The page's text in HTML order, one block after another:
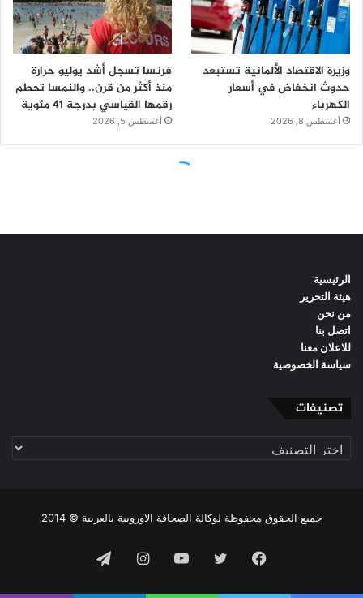
الرئيسية
هيئة التحرير
من نحن
اتصل بنا
للاعلان معنا
سياسة الخصوصية
تصنيفات
تصنيفات
جميع الحقوق محفوظة لوكالة الصحافة الاوروبية بالعربية © 2014
فيسبوك تويتر يوتيوبانستقرامتيلقرام